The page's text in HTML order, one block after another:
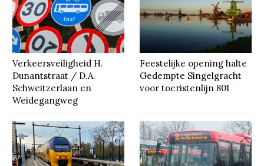
Verkeersveiligheid H.
Dunantstraat / D.A.
Schweitzerlaan en
Weidegangweg
Feestelijke opening halte
Gedempte Singelgracht
voor toeristenlijn 801